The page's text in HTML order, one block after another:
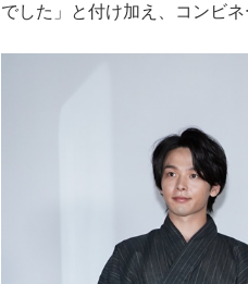
でした」と付け加え、コンビ